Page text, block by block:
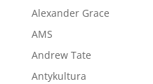
Alexander Grace
AMS
Andrew Tate
Antykultura